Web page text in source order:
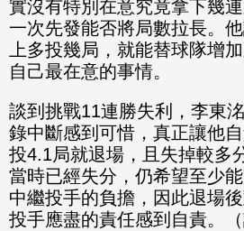
實沒有特別在意究竟拿下幾
一次先發能否將局數拉長。
上多投幾局，就能替球隊增
自己最在意的事情。
談到挑戰11連勝失利，李東
錄中斷感到可惜，真正讓他
投4.1局就退場，且失掉較多
當時已經失分，仍希望至少
中繼投手的負擔，因此退場
投手應盡的責任感到自責。（